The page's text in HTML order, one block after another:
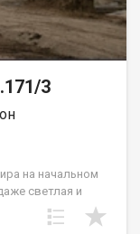
3
на начальном
светлая и
площадью 59,2
панельного дома